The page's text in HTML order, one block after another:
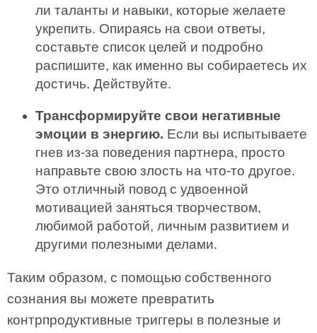
ли таланты и навыки, которые желаете
укрепить. Опираясь на свои ответы,
составьте список целей и подробно
распишите, как именно вы собираетесь их
достичь. Действуйте.
Трансформируйте свои негативные
эмоции в энергию. Если вы испытываете
гнев из-за поведения партнера, просто
направьте свою злость на что-то другое.
Это отличный повод с удвоенной
мотивацией заняться творчеством,
любимой работой, личным развитием и
другими полезными делами.
Таким образом, с помощью собственного
сознания вы можете превратить
контрпродуктивные триггеры в полезные и